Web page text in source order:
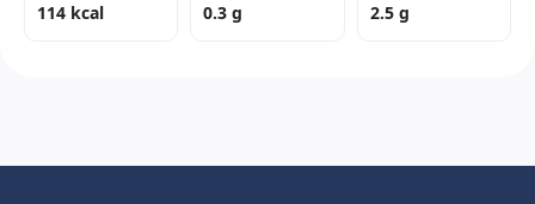
114 kcal 0.3 g 2.5 g